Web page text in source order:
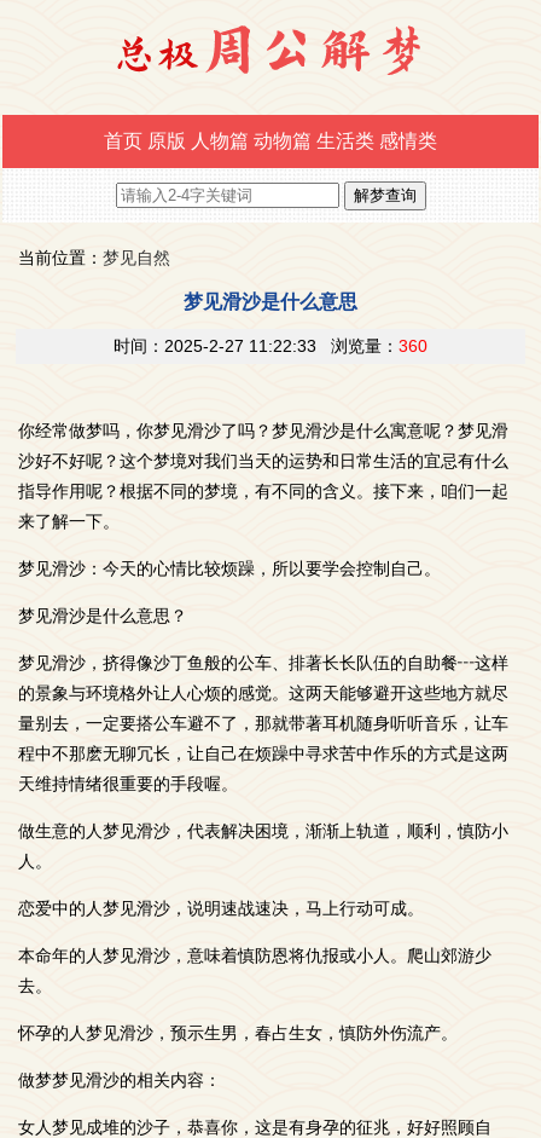
首页 原版 人物篇 动物篇 生活类 感情类
当前位置： 梦见自然
梦见滑沙是什么意思
时间：2025-2-27 11:22:33 浏览量： 360
你经常做梦吗，你梦见滑沙了吗？梦见滑沙是什么寓意呢？梦见滑
沙好不好呢？这个梦境对我们当天的运势和日常生活的宜忌有什么
指导作用呢？根据不同的梦境，有不同的含义。接下来，咱们一起
来了解一下。
梦见滑沙：今天的心情比较烦躁，所以要学会控制自己。
梦见滑沙是什么意思？
梦见滑沙，挤得像沙丁鱼般的公车、排著长长队伍的自助餐┅这样
的景象与环境格外让人心烦的感觉。这两天能够避开这些地方就尽
量别去，一定要搭公车避不了，那就带著耳机随身听听音乐，让车
程中不那麽无聊冗长，让自己在烦躁中寻求苦中作乐的方式是这两
天维持情绪很重要的手段喔。
做生意的人梦见滑沙，代表解决困境，渐渐上轨道，顺利，慎防小
人。
恋爱中的人梦见滑沙，说明速战速决，马上行动可成。
本命年的人梦见滑沙，意味着慎防恩将仇报或小人。爬山郊游少
去。
怀孕的人梦见滑沙，预示生男，春占生女，慎防外伤流产。
做梦梦见滑沙的相关内容：
女人梦见成堆的沙子，恭喜你，这是有身孕的征兆，好好照顾自